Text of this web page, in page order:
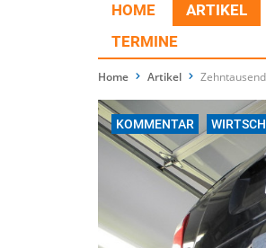
HOME ARTIKEL
TERMINE
Home Artikel
KOMMENTAR